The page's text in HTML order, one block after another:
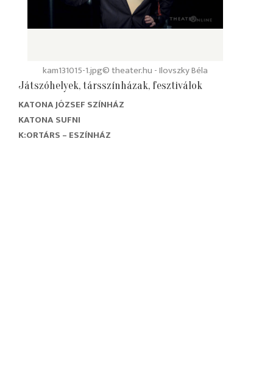
© theater.hu - Ilovszky Béla
kam131015-1.jpg
Játszóhelyek, társszínházak, fesztiválok
KATONA JÓZSEF SZÍNHÁZ
KATONA SUFNI
K:ORTÁRS – ESZÍNHÁZ